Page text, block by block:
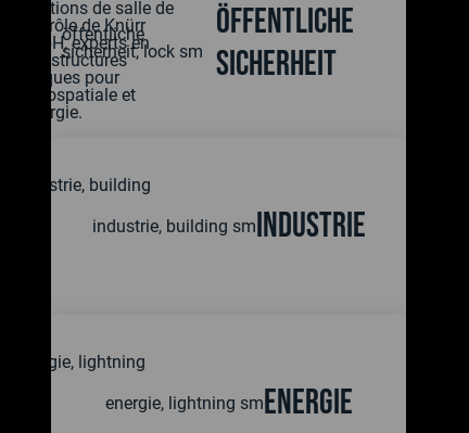
Öffentliche
Sicherheit
Industrie
Energie